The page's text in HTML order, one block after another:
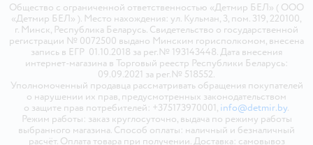
Общество с ограниченной ответственностью «Детмир БЕЛ» ( ООО
«Детмир БЕЛ» ). Место нахождения: ул. Кульман, 3, пом. 319, 220100,
г. Минск, Республика Беларусь. Свидетельство о государственной
регистрации № 0072500 выдано Минским горисполкомом, внесена
запись в ЕГР 01.10.2018 за рег.№ 193143448. Дата внесения
интернет-магазина в Торговый реестр Республики Беларусь:
09.09.2021 за рег.№ 518552.
Уполномоченный продавца рассматривать обращения покупателей
о нарушении их прав, предусмотренных законодательством
о защите прав потребителей: +375173970001, info@detmir.by.
Режим работы: заказ круглосуточно, выдача по режиму работы
выбранного магазина. Способ оплаты: наличный и безналичный
расчёт. Оплата товара при получении. Доставка: самовывоз